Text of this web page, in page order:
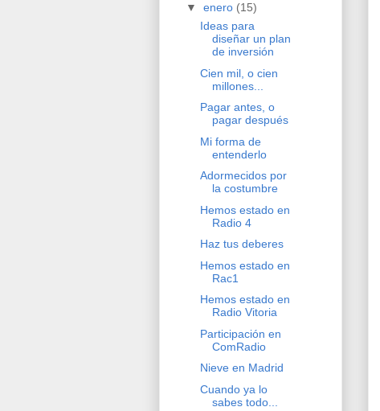
▼ enero (15)
Ideas para
diseñar un plan
de inversión
Cien mil, o cien
millones...
Pagar antes, o
pagar después
Mi forma de
entenderlo
Adormecidos por
la costumbre
Hemos estado en
Radio 4
Haz tus deberes
Hemos estado en
Rac1
Hemos estado en
Radio Vitoria
Participación en
ComRadio
Nieve en Madrid
Cuando ya lo
sabes todo...